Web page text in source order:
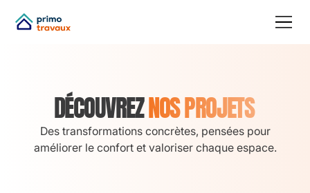
DÉCOUVREZNOS PROJETS
Des transformations concrètes, pensées pour
améliorer le confort et valoriser chaque espace.